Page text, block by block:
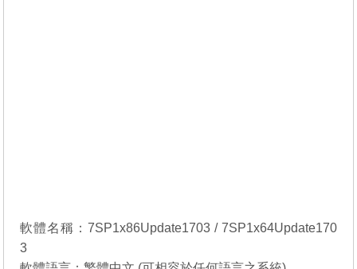
軟體名稱：7SP1x86Update1703 / 7SP1x64Update170
3